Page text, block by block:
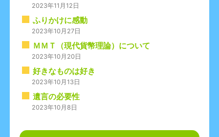
2023年11月12日
ふりかけに感動
2023年10月27日
ＭＭＴ（現代貨幣理論）について
2023年10月20日
好きなものは好き
2023年10月13日
遺言の必要性
2023年10月8日